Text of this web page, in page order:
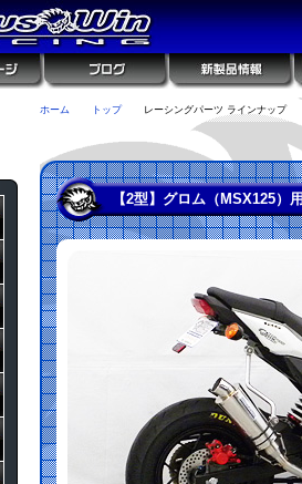
ホーム トップ レーシングパーツ ラインナップ
【2型】グロム（MSX125）